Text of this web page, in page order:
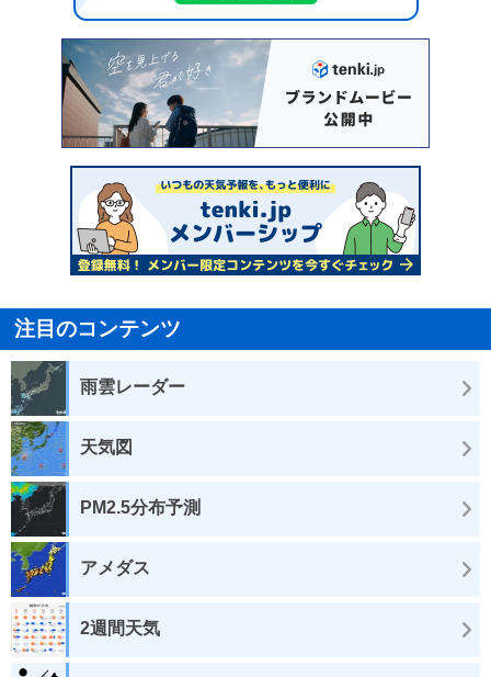
注目のコンテンツ
雨雲レーダー
天気図
PM2.5分布予測
アメダス
2週間天気